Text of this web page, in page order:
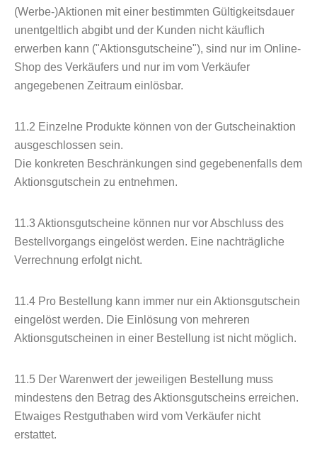
(Werbe-)Aktionen mit einer bestimmten Gültigkeitsdauer
unentgeltlich abgibt und der Kunden nicht käuflich
erwerben kann ("Aktionsgutscheine"), sind nur im Online-
Shop des Verkäufers und nur im vom Verkäufer
angegebenen Zeitraum einlösbar.
11.2 Einzelne Produkte können von der Gutscheinaktion
ausgeschlossen sein.
Die konkreten Beschränkungen sind gegebenenfalls dem
Aktionsgutschein zu entnehmen.
11.3 Aktionsgutscheine können nur vor Abschluss des
Bestellvorgangs eingelöst werden. Eine nachträgliche
Verrechnung erfolgt nicht.
11.4 Pro Bestellung kann immer nur ein Aktionsgutschein
eingelöst werden. Die Einlösung von mehreren
Aktionsgutscheinen in einer Bestellung ist nicht möglich.
11.5 Der Warenwert der jeweiligen Bestellung muss
mindestens den Betrag des Aktionsgutscheins erreichen.
Etwaiges Restguthaben wird vom Verkäufer nicht
erstattet.